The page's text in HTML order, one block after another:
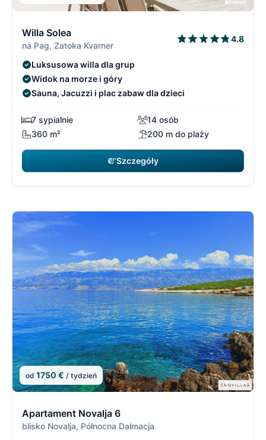
Willa Solea
na Pag, Zatoka Kvarner
4.8
Luksusowa willa dla grup
Widok na morze i góry
Sauna, Jacuzzi i plac zabaw dla dzieci
7 sypialnie
14 osób
360 m²
200 m do plaży
Szczegóły
od 1750 € / tydzień
Apartament Novalja 6
blisko Novalja, Północna Dalmacja